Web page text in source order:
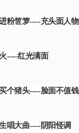
粉笸箩-----充头面人物
-----红光满面
个猪头-----脸面不值钱
唱大曲-----阴阳怪调